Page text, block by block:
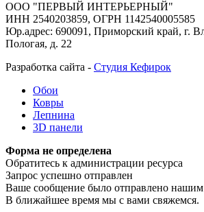
ООО "ПЕРВЫЙ ИНТЕРЬЕРНЫЙ"
ИНН 2540203859, ОГРН 1142540005585
Юр.адрес: 690091, Приморский край, г.
Пологая, д. 22
Разработка сайта - Студия Кефирок
Обои
Ковры
Лепнина
3D панели
Форма не определена
Обратитесь к администрации ресурса
Запрос успешно отправлен
Ваше сообщение было отправлено
В ближайшее время мы с вами свяжемся.